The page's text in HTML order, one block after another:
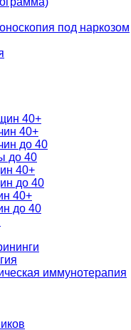
под наркозом
40+
40+
до 40
до 40
40+
до 40
40+
до 40
иммунотерапия